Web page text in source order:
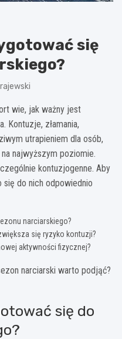
się
wie, jak ważny jest
Kontuzje, złamania,
utrapieniem dla osób,
najwyższym poziomie.
kontuzjogenne. Aby
się do nich odpowiednio
narciarskiego?
się ryzyko kontuzji?
aktywności fizycznej?
narciarski warto podjąć?
się do